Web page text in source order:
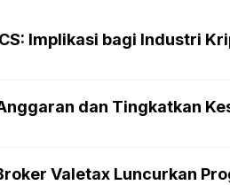
Implikasi bagi Industri
dan Tingkatkan
Valetax Luncurkan